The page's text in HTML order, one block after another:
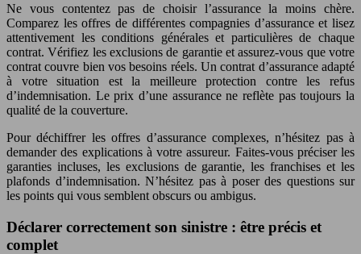
Ne vous contentez pas de choisir l’assurance la moins chère.
Comparez les offres de différentes compagnies d’assurance et lisez
attentivement les conditions générales et particulières de chaque
contrat. Vérifiez les exclusions de garantie et assurez-vous que votre
contrat couvre bien vos besoins réels. Un contrat d’assurance adapté
à votre situation est la meilleure protection contre les refus
d’indemnisation. Le prix d’une assurance ne reflète pas toujours la
qualité de la couverture.
Pour déchiffrer les offres d’assurance complexes, n’hésitez pas à
demander des explications à votre assureur. Faites-vous préciser les
garanties incluses, les exclusions de garantie, les franchises et les
plafonds d’indemnisation. N’hésitez pas à poser des questions sur
les points qui vous semblent obscurs ou ambigus.
Déclarer correctement son sinistre : être précis et
complet